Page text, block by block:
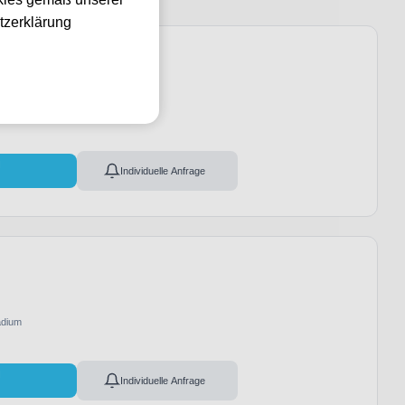
Individuelle Anfrage
Individuelle Anfrage